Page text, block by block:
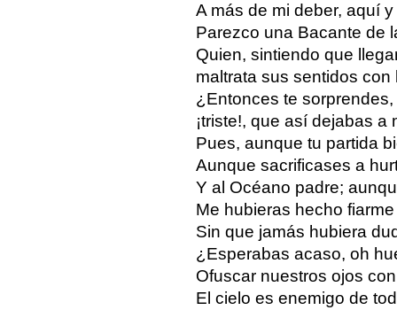
A más de mi deber, aquí
Parezco una Bacante de
Quien, sintiendo que
maltrata sus sentidos
¿Entonces te
¡triste!, que así dejabas a
Pues, aunque tu partida
Aunque sacrificases a
Y al Océano padre;
Me hubieras hecho
Sin que jamás hubiera
¿Esperabas acaso, oh
Ofuscar nuestros ojos
El cielo es enemigo de